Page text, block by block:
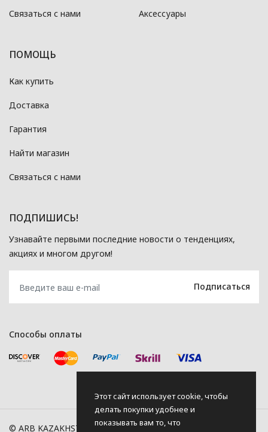
Связаться с нами Аксессуары
ПОМОЩЬ
Как купить
Доставка
Гарантия
Найти магазин
Связаться с нами
ПОДПИШИСЬ!
Узнавайте первыми последние новости о тенденциях,
акциях и многом другом!
Способы оплаты
© ARB KAZAKHSTAN, 2026
Этот сайт использует cookie, чтобы
делать покупки удобнее и
показывать вам то, что